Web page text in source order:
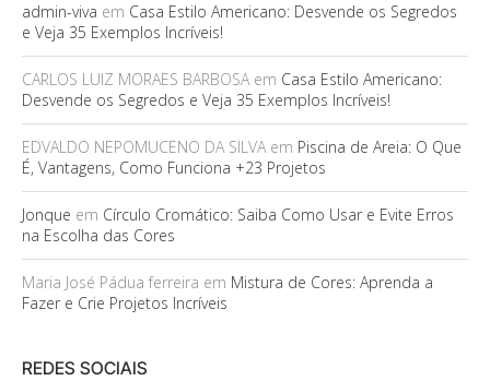
admin-viva em Casa Estilo Americano: Desvende os Segredos
e Veja 35 Exemplos Incríveis!
CARLOS LUIZ MORAES BARBOSAem Casa Estilo Americano:
Desvende os Segredos e Veja 35 Exemplos Incríveis!
EDVALDO NEPOMUCENO DA SILVAem Piscina de Areia: O Que
É, Vantagens, Como Funciona +23 Projetos
Jonque em Círculo Cromático: Saiba Como Usar e Evite Erros
na Escolha das Cores
Maria José Pádua ferreira em Mistura de Cores: Aprenda a
Fazer e Crie Projetos Incríveis
REDES SOCIAIS